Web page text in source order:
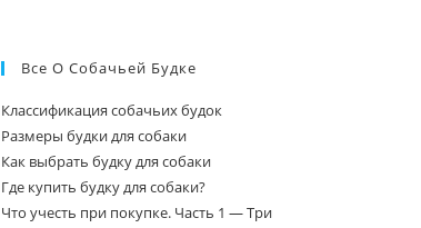
Размеры будки для собаки
Как выбрать будку для собаки
Где купить будку для собаки?
Что учесть при покупке. Часть 1 — Три
основных вопроса